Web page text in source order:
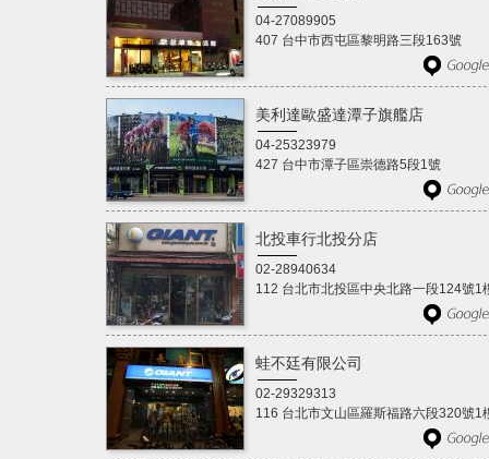
04-27089905
407 台中市西屯區黎明路三段163號
美利達歐盛達潭子旗艦店
04-25323979
427 台中市潭子區崇德路5段1號
北投車行北投分店
02-28940634
112 台北市北投區中央北路一段124號1
蛙不廷有限公司
02-29329313
116 台北市文山區羅斯福路六段320號1